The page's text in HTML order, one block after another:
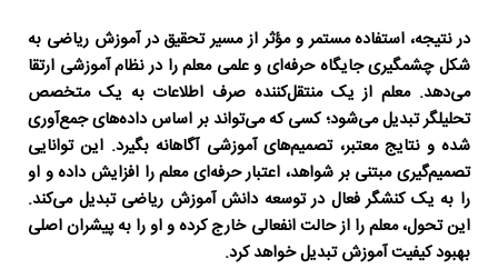
در نتیجه، استفاده مستمر و مؤثر ازمسیر تحقیق در آموزش ریاضی به
شکل چشمگیری جایگاه حرفه‌ای و علمی معلم را در نظام آموزشی ارتقا
می‌دهد. معلم از یک منتقل‌کننده صرف اطلاعات به یک متخصص
تحلیلگر تبدیل می‌شود؛ کسی که می‌تواند بر اساس داده‌های جمع‌آوری
شده و نتایج معتبر، تصمیم‌های آموزشی آگاهانه بگیرد. این توانایی
تصمیم‌گیری مبتنی بر شواهد، اعتبار حرفه‌ای معلم را افزایش داده و او
را به یک کنشگر فعال در توسعه دانش آموزش ریاضی تبدیل می‌کند.
این تحول، معلم را از حالت انفعالی خارج کرده و او را به پیشران اصلی
بهبود کیفیت آموزش تبدیل خواهد کرد.